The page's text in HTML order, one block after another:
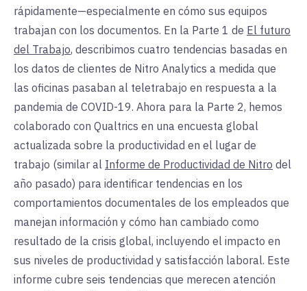
rápidamente—especialmente en cómo sus equipos
trabajan con los documentos. En la Parte 1 de El futuro
del Trabajo, describimos cuatro tendencias basadas en
los datos de clientes de Nitro Analytics a medida que
las oficinas pasaban al teletrabajo en respuesta a la
pandemia de COVID-19. Ahora para la Parte 2, hemos
colaborado con Qualtrics en una encuesta global
actualizada sobre la productividad en el lugar de
trabajo (similar al Informe de Productividad de Nitro del
año pasado) para identificar tendencias en los
comportamientos documentales de los empleados que
manejan información y cómo han cambiado como
resultado de la crisis global, incluyendo el impacto en
sus niveles de productividad y satisfacción laboral. Este
informe cubre seis tendencias que merecen atención